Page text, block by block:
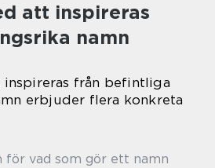
att inspireras
namn
inspireras från befintliga
erbjuder flera konkreta
för vad som gör ett namn